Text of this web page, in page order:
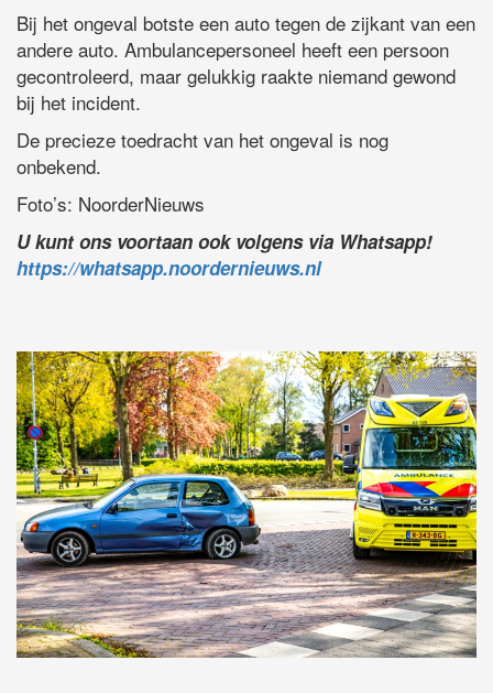
Bij het ongeval botste een auto tegen de zijkant van een
andere auto. Ambulancepersoneel heeft een persoon
gecontroleerd, maar gelukkig raakte niemand gewond
bij het incident.
De precieze toedracht van het ongeval is nog
onbekend.
Foto’s: NoorderNieuws
U kunt ons voortaan ook volgens via Whatsapp!
https://whatsapp.noordernieuws.nl